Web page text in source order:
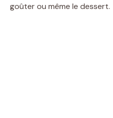
goûter ou même le dessert.